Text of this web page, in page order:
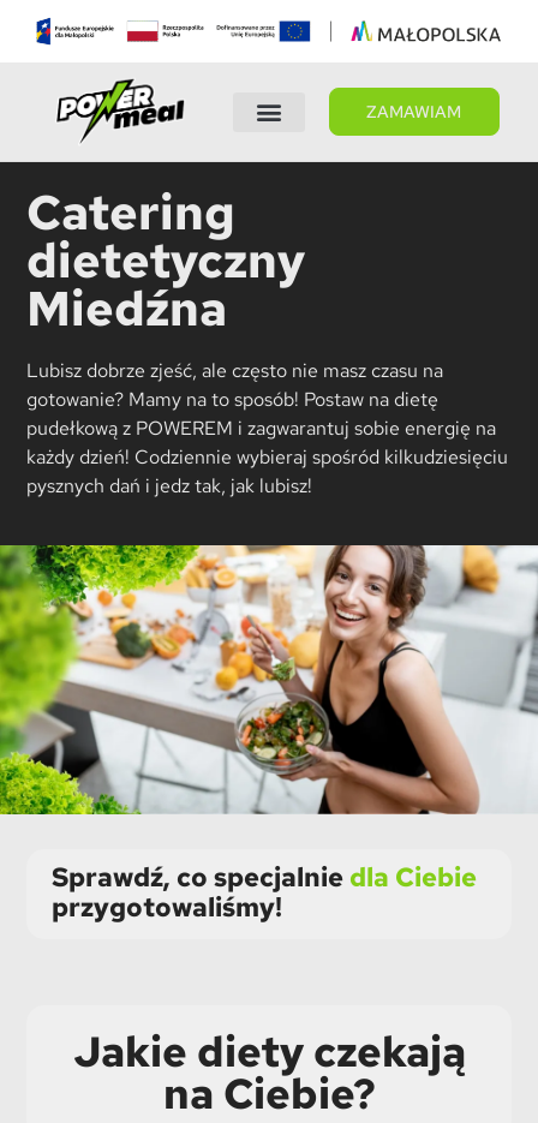
ZAMAWIAM
Catering
dietetyczny
Miedźna
Lubisz dobrze zjeść, ale często nie masz czasu na
gotowanie? Mamy na to sposób! Postaw na dietę
pudełkową z POWEREM i zagwarantuj sobie energię na
każdy dzień! Codziennie wybieraj spośród kilkudziesięciu
pysznych dań i jedz tak, jak lubisz!
Sprawdź, co specjalnie dla Ciebie
przygotowaliśmy!
Jakie diety czekają
na Ciebie?